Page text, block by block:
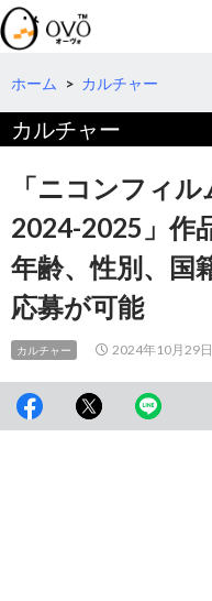
検
索
コ
テ
ツ
へ
ホーム > カルチャー
カルチャー
「ニコンフィ
2024-2025」作
年齢、性別、国
応募が可能
カルチャー 2024年10月29日